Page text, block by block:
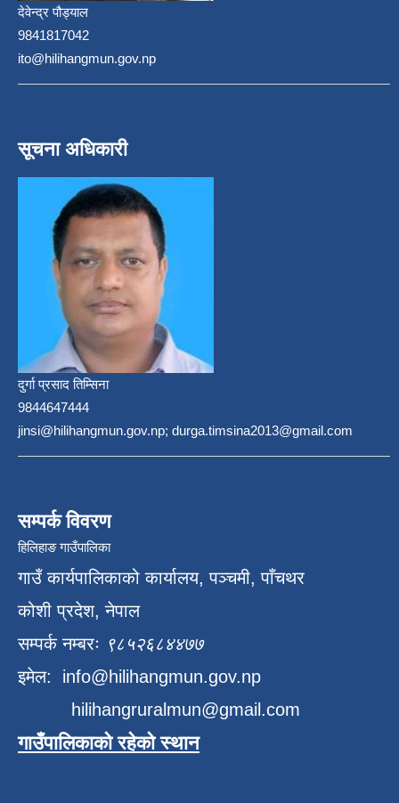
देवेन्द्र पौड्याल
9841817042
ito@hilihangmun.gov.np
सूचना अधिकारी
दुर्गा प्रसाद तिम्सिना
9844647444
jinsi@hilihangmun.gov.np; durga.timsina2013@gmail.com
सम्पर्क विवरण
हिलिहाङ गाउँपालिका
गाउँ कार्यपालिकाको कार्यालय, पञ्चमी, पाँचथर
कोशी प्रदेश, नेपाल
सम्पर्क नम्बरः ९८५२६८४४७७
इमेल: info@hilihangmun.gov.np
hilihangruralmun@gmail.com
गाउँपालिकाको रहेको स्थान